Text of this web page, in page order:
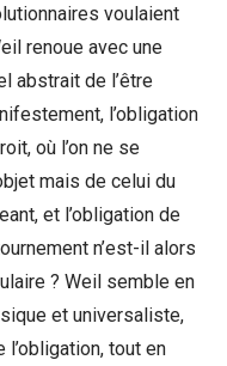
voulaient
renoue avec une
abstrait de l’être
l’obligation
où l’on ne se
mais de celui du
et l’obligation de
n’est-il alors
? Weil semble en
et universaliste,
tout en